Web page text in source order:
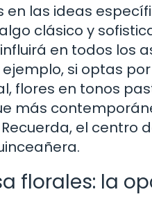
en las ideas
clásico y
en todos los
si optas
flores en tonos
más
el centro
florales: la